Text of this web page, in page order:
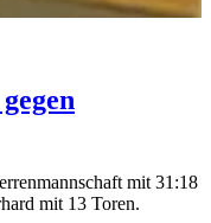
mit 31:18
mit 13 Toren.